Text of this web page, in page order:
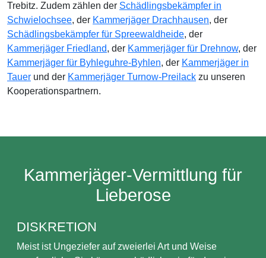
Trebitz. Zudem zählen der Schädlingsbekämpfer in
Schwielochsee, der Kammerjäger Drachhausen, der
Schädlingsbekämpfer für Spreewaldheide, der
Kammerjäger Friedland, der Kammerjäger für Drehnow, der
Kammerjäger für Byhleguhre-Byhlen, der Kammerjäger in
Tauer und der Kammerjäger Turnow-Preilack zu unseren
Kooperationspartnern.
Kammerjäger-Vermittlung für
Lieberose
DISKRETION
Meist ist Ungeziefer auf zweierlei Art und Weise